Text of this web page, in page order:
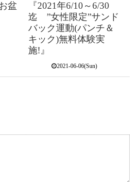
盆
『2021年6/10～6/30
迄 ”女性限定”サンド
バック運動(パンチ＆
キック)無料体験実
施!』
2021-06-06(Sun)